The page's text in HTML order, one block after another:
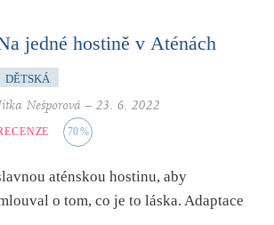
jedné hostině v Aténách
DĚTSKÁ
Nešporová – 23. 6. 2022
70%
aténskou hostinu, aby
o tom, co je to láska. Adaptace